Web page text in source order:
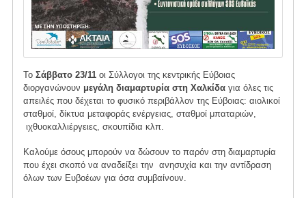
Το Σάββατο 23/11 οι Σύλλογοι της κεντρικής Εύβοιας
διοργανώνουν μεγάλη διαμαρτυρία στη Χαλκίδα για όλες τις
απειλές που δέχεται το φυσικό περιβάλλον της Εύβοιας: αιολικοί
σταθμοί, δίκτυα μεταφοράς ενέργειας, σταθμοί μπαταριών,
ιχθυοκαλλιέργειες, σκουπίδια κλπ.
Καλούμε όσους μπορούν να δώσουν το παρόν στη διαμαρτυρία
που έχει σκοπό να αναδείξει την ανησυχία και την αντίδραση
όλων των Ευβοέων για όσα συμβαίνουν.